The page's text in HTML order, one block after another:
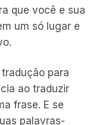
que você e sua
um só lugar e
para
ao traduzir
frase. E se
palavras-